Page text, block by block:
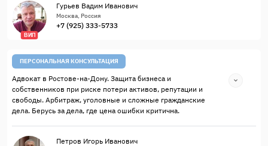
ВИП
Гурьев Вадим Иванович
Москва, Россия
+7 (925) 333-5733
ПЕРСОНАЛЬНАЯ КОНСУЛЬТАЦИЯ
Адвокат в Ростове-на-Дону. Защита бизнеса и
собственников при риске потери активов, репутации и
свободы. Арбитраж, уголовные и сложные гражданские
дела. Берусь за дела, где цена ошибки критична.
Петров Игорь Иванович